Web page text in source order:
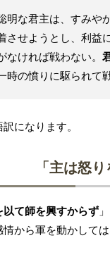
明な君主は、すみや
させようとし、利益
なければ戦わない。
時の憤りに駆られて
になります。
「主は怒
以て師を興すからず
から軍を動かして